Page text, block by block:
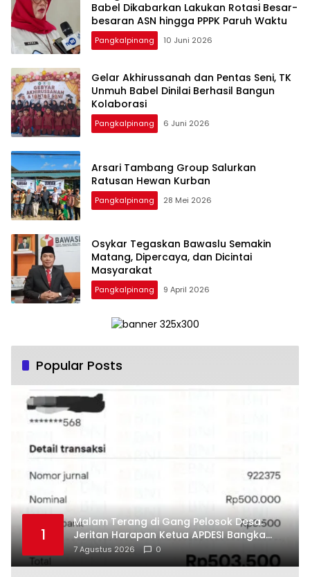
Babel Dikabarkan Lakukan Rotasi Besar-
Pangkalpinang 10 Juni 2026
‎Gelar Akhirussanah dan Pentas Seni, TK
Unmuh Babel Dinilai Berhasil Bangun
Pangkalpinang 6 Juni 2026
‎Arsari Tambang Group Salurkan
Ratusan Hewan Kurban
Pangkalpinang 28 Mei 2026
Osykar Tegaskan Bawaslu Semakin
Matang, Dipercaya, dan Dicintai
Masyarakat
Pangkalpinang 9 April 2026
Popular Posts
1
Malam Terang di Gang Pelosok Desa:
Jeritan Harapan Ketua APDESI Bangka
Tengah untuk PLN Babel
7 Agustus 2026 0